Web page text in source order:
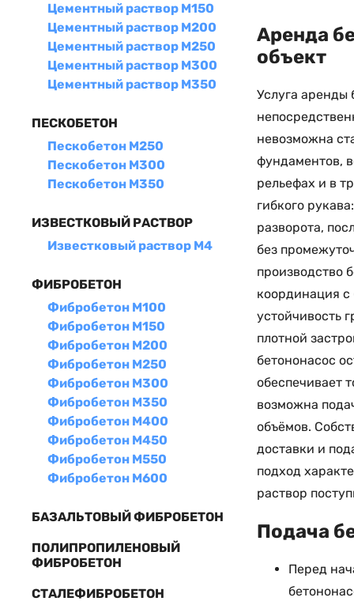
Цементный раствор М150
Цементный раствор М200
Цементный раствор М250
Цементный раствор М300
Цементный раствор М350
ПЕСКОБЕТОН
Пескобетон М250
Пескобетон М300
Пескобетон М350
ИЗВЕСТКОВЫЙ РАСТВОР
Известковый раствор М4
ФИБРОБЕТОН
Фибробетон М100
Фибробетон М150
Фибробетон М200
Фибробетон М250
Фибробетон М300
Фибробетон М350
Фибробетон М400
Фибробетон М450
Фибробетон М550
Фибробетон М600
БАЗАЛЬТОВЫЙ ФИБРОБЕТОН
ПОЛИПРОПИЛЕНОВЫЙ
ФИБРОБЕТОН
СТАЛЕФИБРОБЕТОН
Аренда
объект
Услуга аренды
невозможна
фундаментов,
рельефах и в
гибкого
разворота,
без
производство
координация с
устойчивость
плотной
бетононасос
обеспечивает
возможна
объёмов.
доставки и
подход
раствор
Подача
Перед